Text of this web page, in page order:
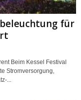
für
Beim Kessel Festival
Stromversorgung,
...